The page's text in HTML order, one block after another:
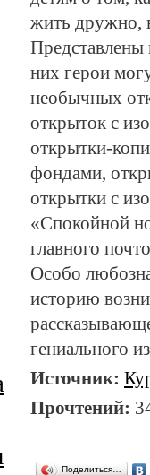
жить дружно,
Представлены
них герои
необычных
открыток с
открытки-
фондами,
открытки с
«Спокойной
главного
Особо
историю
гениального
Источник:
Прочтений:
Поделиться…